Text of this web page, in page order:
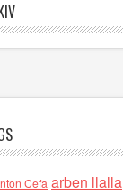
Cefa arben llalla